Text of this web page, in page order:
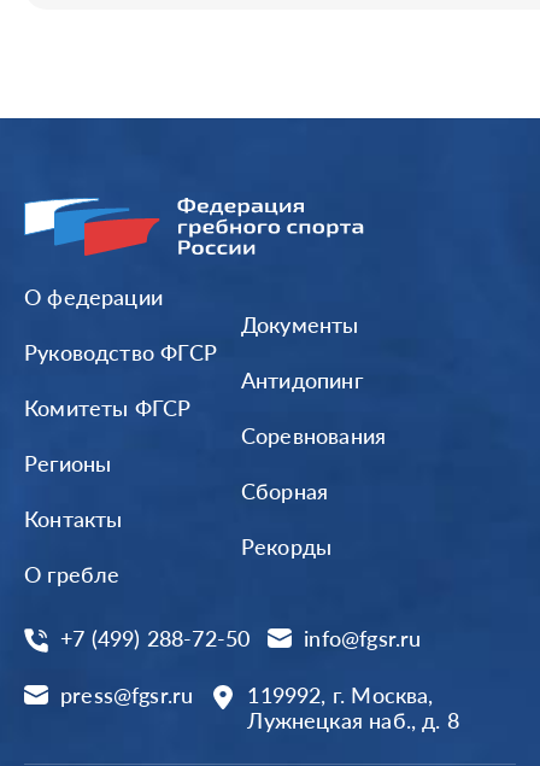
О федерации
Руководство ФГСР
Комитеты ФГСР
Регионы
Контакты
О гребле
Документы
Антидопинг
Соревнования
Сборная
Рекорды
+7 (499) 288-72-50 info@fgsr.ru
press@fgsr.ru
119992, г. Москва,
Лужнецкая наб., д. 8